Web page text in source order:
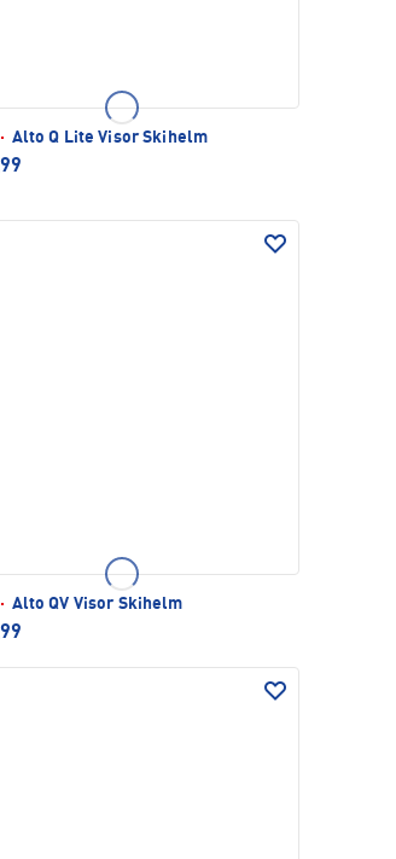
· Alto Q Lite Visor Skihelm
· Alto QV Visor Skihelm